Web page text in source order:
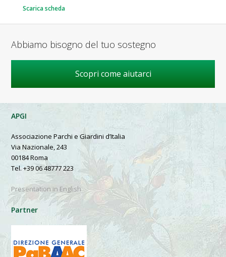
Scarica scheda
Abbiamo bisogno del tuo sostegno
Scopri come aiutarci
APGI
Associazione Parchi e Giardini d’Italia
Via Nazionale, 243
00184 Roma
Tel. +39 06 48777 223
Presentation in English
Partner